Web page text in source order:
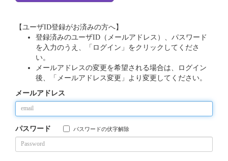
【ユーザID登録がお済みの方へ】
登録済みのユーザID（メールアドレス）、パスワード
を入力のうえ、「ログイン」をクリックしてくださ
い。
メールアドレスの変更を希望される場合は、ログイン
後、「メールアドレス変更」より変更してください。
メールアドレス
パスワード パスワードの伏字解除